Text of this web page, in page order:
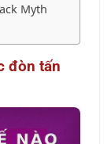
Myth
đòn tấn